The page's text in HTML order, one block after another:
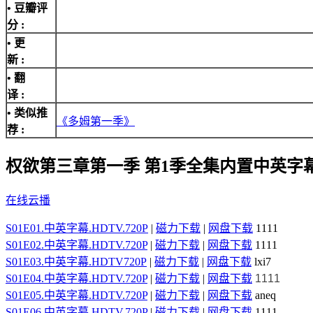
• 豆瓣评
分 :
• 更
新 :
• 翻
译 :
• 类似推
荐 :
《多姆第一季》
权欲第三章第一季 第1季全集内置中英字
在线云播
S01E01.中英字幕.HDTV.720P | 磁力下载 | 网盘下载 1111
S01E02.中英字幕.HDTV.720P| 磁力下载 | 网盘下载 1111
S01E03.中英字幕.HDTV720P | 磁力下载 | 网盘下载 lxi7
S01E04.中英字幕.HDTV.720P| 磁力下载 | 网盘下载 1111
S01E05.中英字幕.HDTV.720P| 磁力下载 | 网盘下载 aneq